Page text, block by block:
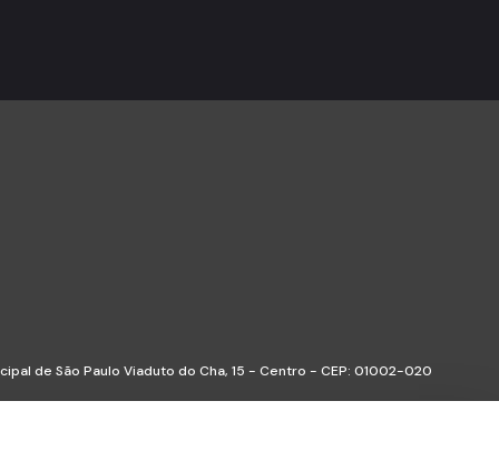
de São Paulo Viaduto do Cha, 15 - Centro - CEP: 01002-020